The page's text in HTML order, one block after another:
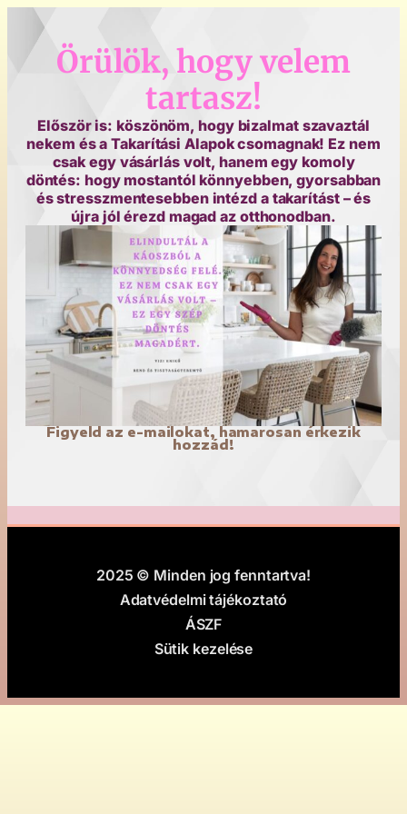
Örülök, hogy velem
tartasz!
Először is: köszönöm, hogy bizalmat szavaztál
nekem és a Takarítási Alapok csomagnak! Ez nem
csak egy vásárlás volt, hanem egy komoly
döntés: hogy mostantól könnyebben, gyorsabban
és stresszmentesebben intézd a takarítást – és
újra jól érezd magad az otthonodban.
Figyeld az e-mailokat, hamarosan érkezik
hozzád!
2025 © Minden jog fenntartva!
Adatvédelmi tájékoztató
ÁSZF
Sütik kezelése